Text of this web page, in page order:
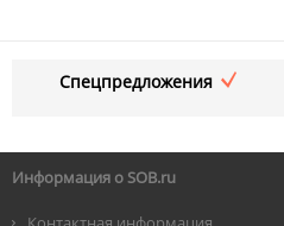
Спецпредложения
Информация о SOB.ru